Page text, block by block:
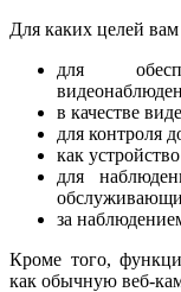
Для каких целей
для
в качестве
для контроля
как
для
за
Кроме того,
как обычную веб-